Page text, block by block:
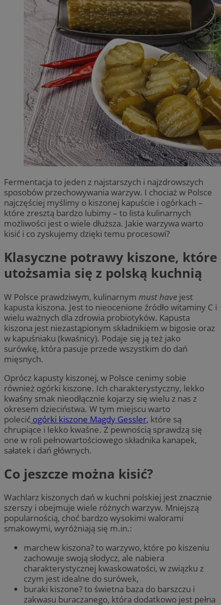
Fermentacja to jeden z najstarszych i najzdrowszych
sposobów przechowywania warzyw. I chociaż w Polsce
najczęściej myślimy o kiszonej kapuście i ogórkach –
które zresztą bardzo lubimy – to lista kulinarnych
możliwości jest o wiele dłuższa. Jakie warzywa warto
kisić i co zyskujemy dzięki temu procesowi?
Klasyczne potrawy kiszone, które
utożsamia się z polską kuchnią
W Polsce prawdziwym, kulinarnym must have jest
kapusta kiszona. Jest to nieocenione źródło witaminy C i
wielu ważnych dla zdrowia probiotyków. Kapusta
kiszona jest niezastąpionym składnikiem w bigosie oraz
w kapuśniaku (kwaśnicy). Podaje się ją też jako
surówkę, która pasuje przede wszystkim do dań
mięsnych.
Oprócz kapusty kiszonej, w Polsce cenimy sobie
również ogórki kiszone. Ich charakterystyczny, lekko
kwaśny smak nieodłącznie kojarzy się wielu z nas z
okresem dzieciństwa. W tym miejscu warto
polecić ogórki kiszone Magdy Gessler, które są
chrupiące i lekko kwaśne. Z pewnością sprawdzą się
one w roli pełnowartościowego składnika kanapek,
sałatek i dań głównych.
Co jeszcze można kisić?
Wachlarz kiszonych dań w kuchni polskiej jest znacznie
szerszy i obejmuje wiele różnych warzyw. Mniejszą
popularnością, choć bardzo wysokimi walorami
smakowymi, wyróżniają się m.in.:
marchew kiszona? to warzywo, które po kiszeniu
zachowuje swoją słodycz, ale nabiera
charakterystycznej kwaskowatości, w związku z
czym jest idealne do surówek,
buraki kiszone? to świetna baza do barszczu i
zakwasu buraczanego, która dodatkowo jest pełna